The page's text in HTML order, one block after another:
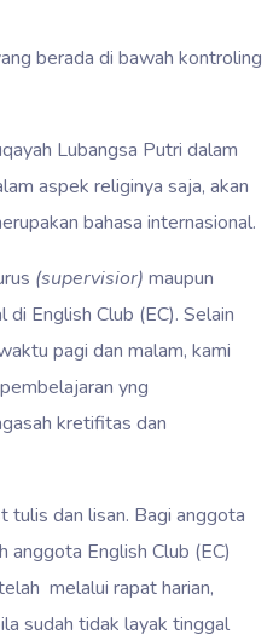
berada di bawah kontroling
Lubangsa Putri dalam
aspek religinya saja, akan
bahasa internasional.
(supervisior)maupun
English Club (EC). Selain
pagi dan malam, kami
yng
kretifitas dan
tulis dan lisan. Bagi anggota
anggota English Club (EC)
melalui rapat harian,
sudah tidak layak tinggal